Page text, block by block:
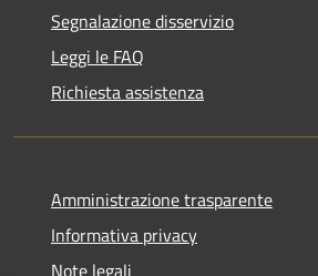
Segnalazione disservizio
Leggi le FAQ
Richiesta assistenza
Amministrazione trasparente
Informativa privacy
Note legali